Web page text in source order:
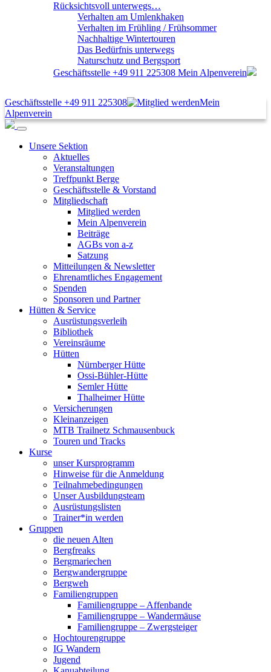
Rücksichtsvoll unterwegs…
Verhalten am Umlenkhaken
Verhalten im Frühling / Frühsommer
Nachhaltige Wintertouren
Das Bedürfnis unterwegs
Naturschutz und Bergsport
Geschäftsstelle +49 911 225308 Mein Alpenverein
Geschäftsstelle +49 911 225308
Mein
Alpenverein
Unsere Sektion
Aktuelles
Veranstaltungen
Treffpunkt Berge
Geschäftsstelle & Vorstand
Mitgliedschaft
Mitglied werden
Mein Alpenverein
Beiträge
AGBs von a-z
Satzung
Mitteilungen & Newsletter
Ehrenamtliches Engagement
Spenden
Sponsoren und Partner
Hütten & Service
Ausrüstungsverleih
Bibliothek
Vereinsräume
Hütten
Nürnberger Hütte
Ossi-Bühler-Hütte
Semler Hütte
Thalheimer Hütte
Versicherungen
Kleinanzeigen
MTB Trailnetz Schmausenbuck
Touren und Tracks
Kurse
unser Kursprogramm
Hinweise für die Anmeldung
Teilnahmebedingungen
Unser Ausbildungsteam
Ausrüstungslisten
Trainer*in werden
Gruppen
die neuen Alten
Bergfreaks
Bergmariechen
Bergwandergruppe
Bergweh
Familiengruppen
Familiengruppe – Affenbande
Familiengruppe – Wandermäuse
Familiengruppe – Zwergsteiger
Hochtourengruppe
IG Wandern
Jugend